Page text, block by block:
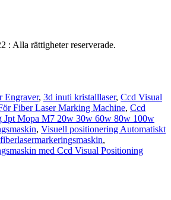
: Alla rättigheter reserverade.
Engraver, 3d inuti kristalllaser, Ccd Visual
Fiber Laser Marking Machine, Ccd
Jpt Mopa M7 20w 30w 60w 80w 100w
, Visuell positionering Automatiskt
,
med Ccd Visual Positioning